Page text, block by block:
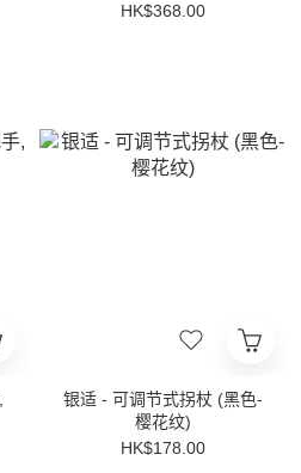
HK$368.00
银适 - 可调节式拐杖 (黑色-
樱花纹)
HK$178.00